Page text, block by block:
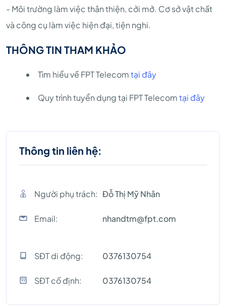
- Môi trường làm việc thân thiện, cởi mở. Cơ sở vật chất
và công cụ làm việc hiện đại, tiện nghi.
THÔNG TIN THAM KHẢO
Tìm hiểu về FPT Telecomtại đây
Quy trình tuyển dụng tại FPT Telecomtại đây
Thông tin liên hệ:
Người phụ trách: Đỗ Thị Mỹ Nhân
Email: nhandtm@fpt.com
SĐT di động: 0376130754
SĐT cố định: 0376130754